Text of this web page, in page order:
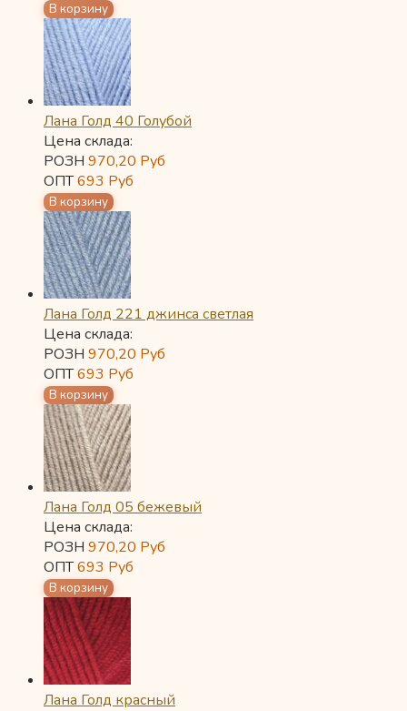
Лана Голд 40 Голубой
Цена склада:
РОЗН 970,20 Руб
ОПТ693 Руб
Лана Голд 221 джинса светлая
Цена склада:
РОЗН 970,20 Руб
ОПТ693 Руб
Лана Голд 05 бежевый
Цена склада:
РОЗН 970,20 Руб
ОПТ693 Руб
Лана Голд красный